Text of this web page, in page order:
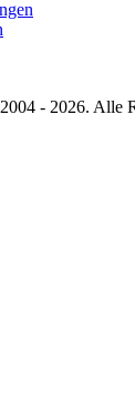
- 2026. Alle